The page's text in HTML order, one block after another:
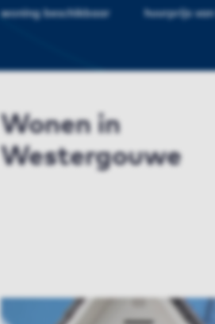
woning beschikbaar huurprijs
Wonen in
Westergouwe